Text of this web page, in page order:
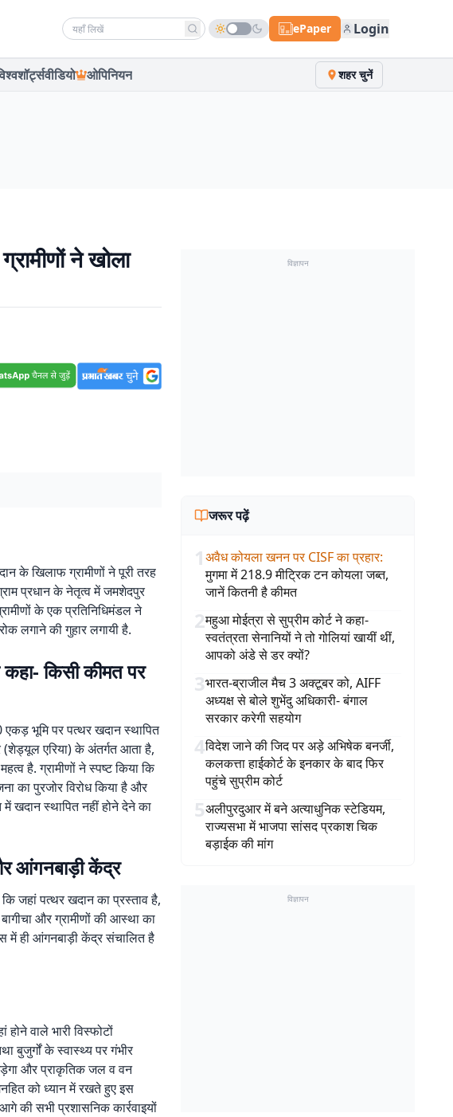
Search news ePaper Login
शॉर्ट्सवीडियो ओपिनियन शहर चुनें
ने खोला
के खिलाफ ग्रामीणों ने पूरी तरह
प्रधान के नेतृत्व में जमशेदपुर
के एक प्रतिनिधिमंडल ने
लगाने की गुहार लगायी है.
किसी कीमत पर
एकड़ भूमि पर पत्थर खदान स्थापित
एरिया) के अंतर्गत आता है,
है. ग्रामीणों ने स्पष्ट किया कि
का पुरजोर विरोध किया है और
में खदान स्थापित नहीं होने देने का
आंगनबाड़ी केंद्र
जहां पत्थर खदान का प्रस्ताव है,
और ग्रामीणों की आस्था का
में ही आंगनबाड़ी केंद्र संचालित है
वाले भारी विस्फोटों
बुजुर्गों के स्वास्थ्य पर गंभीर
और प्राकृतिक जल व वन
को ध्यान में रखते हुए इस
की सभी प्रशासनिक कार्रवाइयों
विज्ञापन
जरूर पढ़ें
1अवैध कोयला खनन पर CISF का प्रहार:
मुगमा में 218.9 मीट्रिक टन कोयला जब्त,
जानें कितनी है कीमत
2महुआ मोईत्रा से सुप्रीम कोर्ट ने कहा-
स्वतंत्रता सेनानियों ने तो गोलियां खायीं थीं,
आपको अंडे से डर क्यों?
3भारत-ब्राजील मैच 3 अक्टूबर को, AIFF
अध्यक्ष से बोले शुभेंदु अधिकारी- बंगाल
सरकार करेगी सहयोग
4विदेश जाने की जिद पर अड़े अभिषेक बनर्जी,
कलकत्ता हाईकोर्ट के इनकार के बाद फिर
पहुंचे सुप्रीम कोर्ट
5अलीपुरदुआर में बने अत्याधुनिक स्टेडियम,
राज्यसभा में भाजपा सांसद प्रकाश चिक
बड़ाईक की मांग
विज्ञापन